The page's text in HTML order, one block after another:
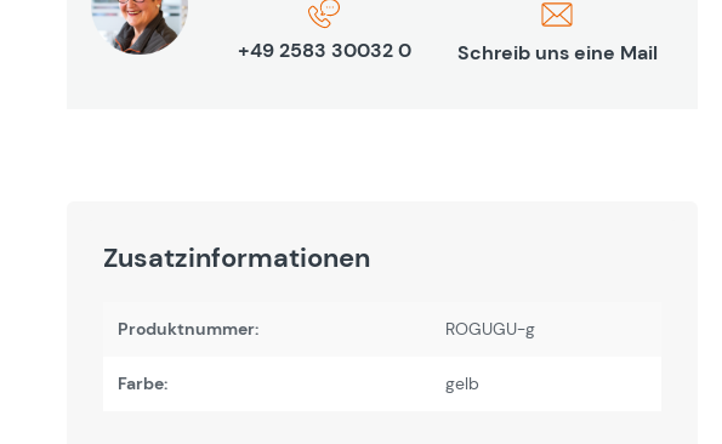
+49 2583 30032 0 Schreib uns eine Mail
Zusatzinformationen
Produktnummer: ROGUGU-g
Farbe: gelb